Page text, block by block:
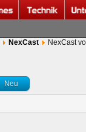
NexCast NexCast
Neu